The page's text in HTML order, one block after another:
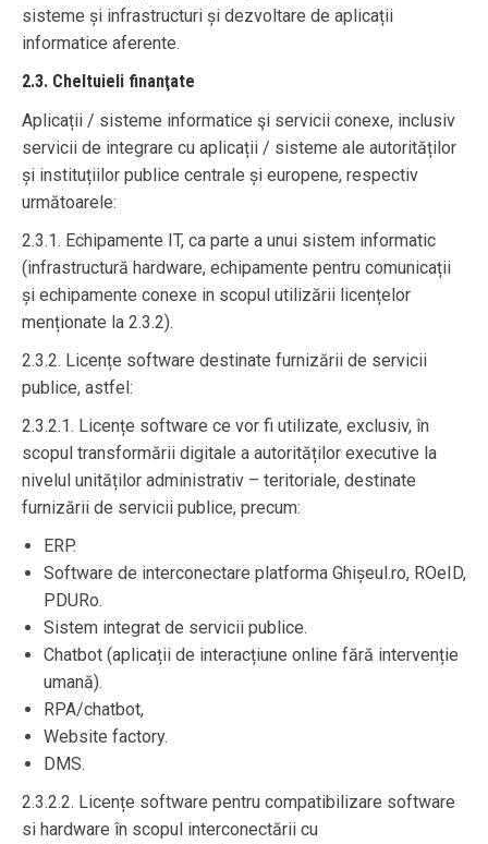
sisteme și infrastructuri și dezvoltare de aplicații
informatice aferente.
2.3. Cheltuieli finanţate
Aplicații / sisteme informatice şi servicii conexe, inclusiv
servicii de integrare cu aplicații / sisteme ale autorităților
și instituțiilor publice centrale și europene, respectiv
următoarele:
2.3.1. Echipamente IT, ca parte a unui sistem informatic
(infrastructură hardware, echipamente pentru comunicații
și echipamente conexe in scopul utilizării licențelor
menționate la 2.3.2).
2.3.2. Licențe software destinate furnizării de servicii
publice, astfel:
2.3.2.1. Licențe software ce vor fi utilizate, exclusiv, în
scopul transformării digitale a autorităților executive la
nivelul unităților administrativ – teritoriale, destinate
furnizării de servicii publice, precum:
ERP.
Software de interconectare platforma Ghișeul.ro, ROeID,
PDURo.
Sistem integrat de servicii publice.
Chatbot (aplicații de interacțiune online fără intervenție
umană).
RPA/chatbot,
Website factory.
DMS.
2.3.2.2. Licențe software pentru compatibilizare software
si hardware în scopul interconectării cu